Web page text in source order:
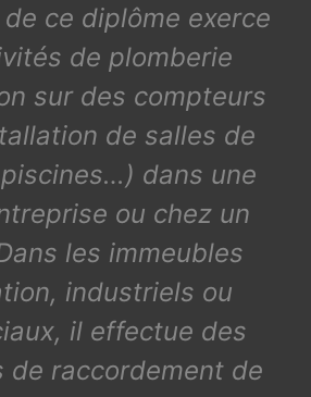
ce diplôme exerce
de plomberie
sur des compteurs
de salles de
dans une
ou chez un
les immeubles
industriels ou
il effectue des
de raccordement de